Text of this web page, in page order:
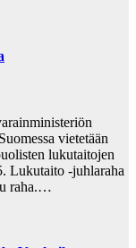
vietetään
lukutaitojen
Lukutaito -juhlaraha
raha.…